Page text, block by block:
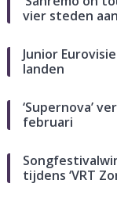
vier steden aan
Junior
landen
‘Supernova’
februari
tijdens ‘VRT